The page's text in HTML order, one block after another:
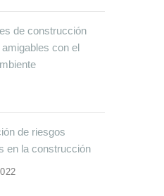
de construcción
con el
de riesgos
en la construcción